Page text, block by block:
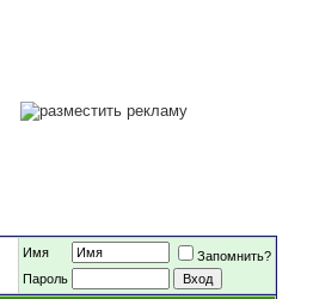
Имя
Запомнить?
Пароль